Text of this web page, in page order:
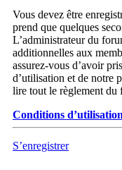
Vous devez être
prend que quelques
L’administrateur du
additionnelles aux
assurez-vous d’avoir
d’utilisation et de notre
lire tout le règlement du
Conditions d’utilisation
S’enregistrer